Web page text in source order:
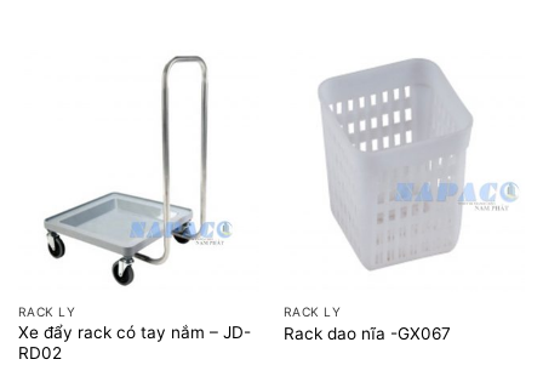
RACK LY
Xe đẩy rack có tay nắm – JD-
RD02
RACK LY
Rack dao nĩa -GX067